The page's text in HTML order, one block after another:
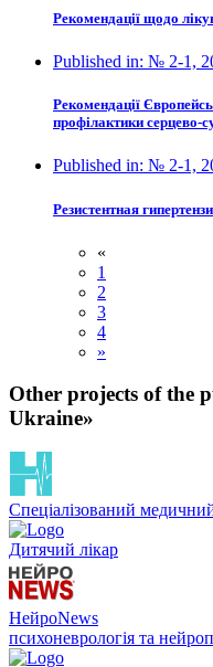
Рекомендації щодо
Published in: № 2-1,
Рекомендації
профілактики серцево-
Published in: № 2-1,
Резистентная
«
1
2
3
4
»
Other projects of the
Ukraine»
Спеціалізований
Дитячий лікар
НейроNews
психоневрологія та